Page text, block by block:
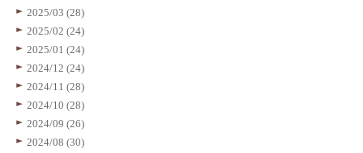
2025/03 (28)
2025/02 (24)
2025/01 (24)
2024/12 (24)
2024/11 (28)
2024/10 (28)
2024/09 (26)
2024/08 (30)